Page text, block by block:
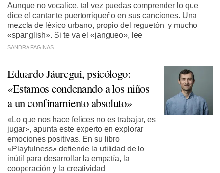
Aunque no vocalice, tal vez puedas comprender lo que
dice el cantante puertorriqueño en sus canciones. Una
mezcla de léxico urbano, propio del reguetón, y mucho
«spanglish». Si te va el «jangueo», lee
SANDRA FAGINAS
Eduardo Jáuregui, psicólogo:
«Estamos condenando a los niños
a un confinamiento absoluto»
«Lo que nos hace felices no es trabajar, es
jugar», apunta este experto en explorar
emociones positivas. En su libro
«Playfulness» defiende la utilidad de lo
inútil para desarrollar la empatía, la
cooperación y la creatividad